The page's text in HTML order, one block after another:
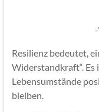
Resilienz bedeutet,
Widerstandkraft“.
Lebensumstände
bleiben.